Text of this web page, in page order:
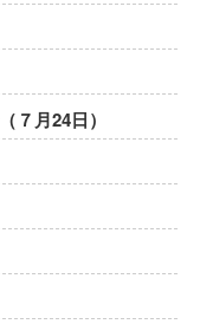
月24日）